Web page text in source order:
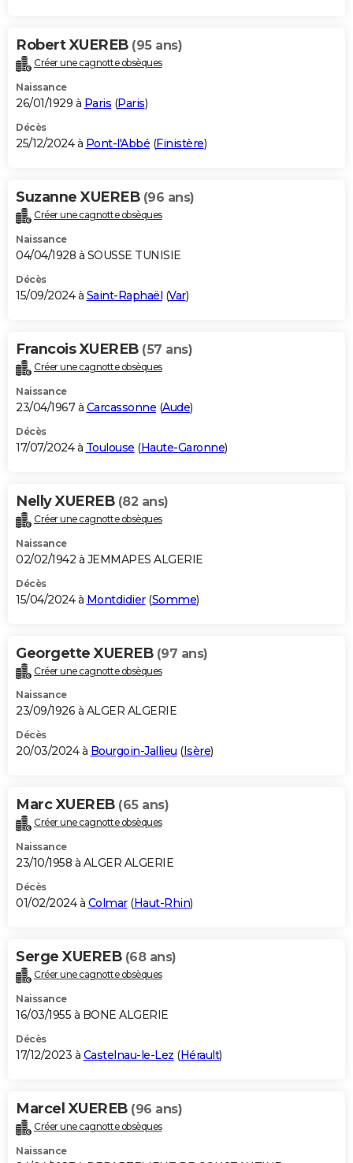
Robert XUEREB (95 ans)
Créer une cagnotte obsèques
Naissance
26/01/1929 à Paris (Paris)
Décès
25/12/2024 à Pont-l'Abbé (Finistère)
Suzanne XUEREB (96 ans)
Créer une cagnotte obsèques
Naissance
04/04/1928 à SOUSSE TUNISIE
Décès
15/09/2024 à Saint-Raphaël (Var)
Francois XUEREB (57 ans)
Créer une cagnotte obsèques
Naissance
23/04/1967 à Carcassonne (Aude)
Décès
17/07/2024 à Toulouse (Haute-Garonne)
Nelly XUEREB (82 ans)
Créer une cagnotte obsèques
Naissance
02/02/1942 à JEMMAPES ALGERIE
Décès
15/04/2024 à Montdidier(Somme)
Georgette XUEREB (97 ans)
Créer une cagnotte obsèques
Naissance
23/09/1926 à ALGER ALGERIE
Décès
20/03/2024 à Bourgoin-Jallieu (Isère)
Marc XUEREB (65 ans)
Créer une cagnotte obsèques
Naissance
23/10/1958 à ALGER ALGERIE
Décès
01/02/2024 à Colmar(Haut-Rhin)
Serge XUEREB (68 ans)
Créer une cagnotte obsèques
Naissance
16/03/1955 à BONE ALGERIE
Décès
17/12/2023 à Castelnau-le-Lez (Hérault)
Marcel XUEREB (96 ans)
Créer une cagnotte obsèques
Naissance